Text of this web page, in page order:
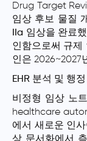
Drug Target
임상 후보 물질
IIa 임상을 완료
인함으로써 규제
인은 2026~2027
EHR 분석 및 행
비정형 임상 노
healthcare
에서 새로운 인